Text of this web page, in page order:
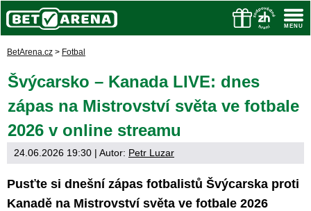
BetArena.cz > Fotbal
Švýcarsko – Kanada LIVE: dnes
zápas na Mistrovství světa ve fotbale
2026 v online streamu
24.06.2026 19:30 | Autor: Petr Luzar
Pusťte si dnešní zápas fotbalistů Švýcarska proti
Kanadě na Mistrovství světa ve fotbale 2026